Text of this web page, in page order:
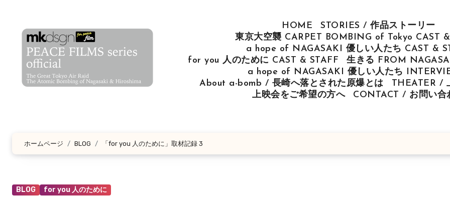
HOME
STORIES / 作品ストーリー
東京大空襲 CARPET BOMBING of Tokyo CAST
a hope of NAGASAKI 優しい人たち CAST &
for you 人のために CAST & STAFF
生きる FROM
a hope of NAGASAKI 優しい人たち
About a-bomb / 長崎へ落とされた原爆とは
THEATER /
上映会をご希望の方へ
CONTACT / お問い合
ホームページ BLOG 「for you 人のために」取材記録 3
BLOG for you 人のために